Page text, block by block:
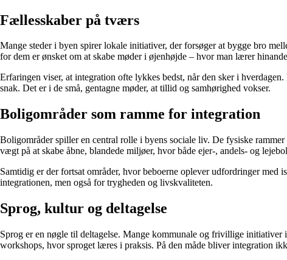
Fællesskaber på tværs
Mange steder i byen spirer lokale initiativer, der forsøger at bygge bro
for dem er ønsket om at skabe møder i øjenhøjde – hvor man lærer
Erfaringen viser, at integration ofte lykkes bedst, når den sker i
snak. Det er i de små, gentagne møder, at tillid og samhørighed vokser.
Boligområder som ramme for integration
Boligområder spiller en central rolle i byens sociale liv. De fysiske
vægt på at skabe åbne, blandede miljøer, hvor både ejer-, andels- og
Samtidig er der fortsat områder, hvor beboerne oplever udfordringer
integrationen, men også for trygheden og livskvaliteten.
Sprog, kultur og deltagelse
Sprog er en nøgle til deltagelse. Mange kommunale og frivillige
workshops, hvor sproget læres i praksis. På den måde bliver integration